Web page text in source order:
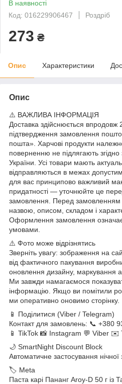
В наявності
Код: 016229906467
Роздріб
273 ₴
Опис Характеристики
Опис
⚠️ ВАЖЛИВА ІНФОРМАЦІЯ
Доставка здійснюється впродовж
підтвердження замовлення
пошта». Харчові продукти
поверненню не підлягають
України. Усі товари мають
відправляються в межах
для вас принципово важливий
придатності — уточнюйте це
замовлення. Перед замовленням
назвою, описом, складом і
Оформлення замовлення
умовами.
⚠️ Фото може відрізнятись
Зверніть увагу: зображення на
від фактичного пакування
оновлення дизайну, маркування
Ми завжди намагаємося
інформацію. Якщо ви помітили
ми оперативно оновимо сторінку.
📱 Поділитися (Viber / Telegram)
Контакт для замовлень: 📞 +380
📱 TikTok 📸 Instagram 💬 Viber ✉️
🌙 SmartNight Discount Block
Автоматичне застосування
🏷 Meta
Паста карі Пананг Aroy-D 50 г із